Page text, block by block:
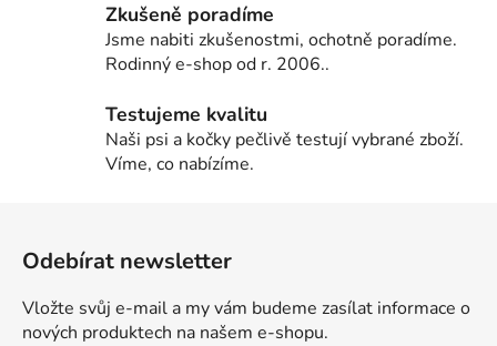
Zkušeně poradíme
Jsme nabiti zkušenostmi, ochotně poradíme.
Rodinný e-shop od r. 2006..
Testujeme kvalitu
Naši psi a kočky pečlivě testují vybrané zboží.
Víme, co nabízíme.
Odebírat newsletter
Vložte svůj e-mail a my vám budeme zasílat informace o
nových produktech na našem e-shopu.